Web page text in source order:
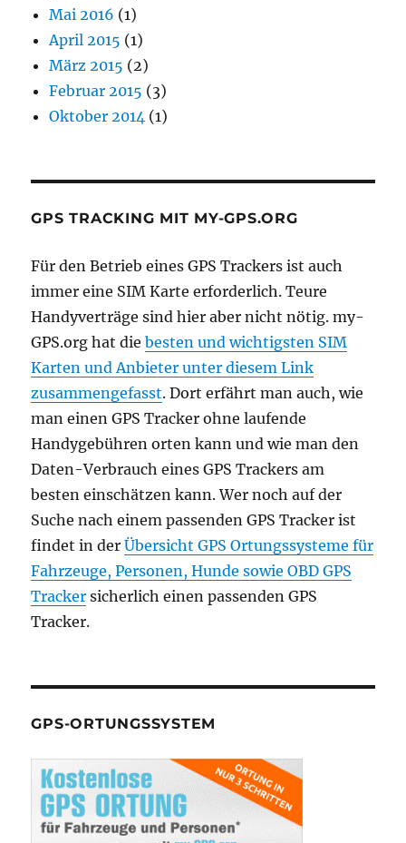
Mai 2016 (1)
April 2015 (1)
März 2015 (2)
Februar 2015 (3)
Oktober 2014 (1)
GPS TRACKING MIT MY-GPS.ORG
Für den Betrieb eines GPS Trackers ist auch
immer eine SIM Karte erforderlich. Teure
Handyverträge sind hier aber nicht nötig. my-
GPS.org hat diebesten und wichtigsten SIM
Karten und Anbieter unter diesem Link
zusammengefasst. Dort erfährt man auch, wie
man einen GPS Tracker ohne laufende
Handygebühren orten kann und wie man den
Daten-Verbrauch eines GPS Trackers am
besten einschätzen kann. Wer noch auf der
Suche nach einem passenden GPS Tracker ist
findet in derÜbersicht GPS Ortungssysteme für
Fahrzeuge, Personen, Hunde sowieOBD GPS
Tracker sicherlich einen passenden GPS
Tracker.
GPS-ORTUNGSSYSTEM